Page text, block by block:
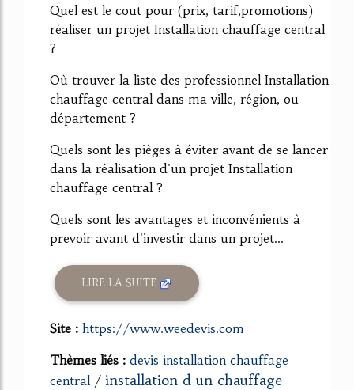
Quel est le cout pour (prix, tarif,promotions)
réaliser un projet Installation chauffage central
?
Où trouver la liste des professionnel Installation
chauffage central dans ma ville, région, ou
département ?
Quels sont les pièges à éviter avant de se lancer
dans la réalisation d'un projet Installation
chauffage central ?
Quels sont les avantages et inconvénients à
prevoir avant d'investir dans un projet...
LIRE LA SUITE
Site : https://www.weedevis.com
Thèmes liés : devis installation chauffage
central / installation d un chauffage